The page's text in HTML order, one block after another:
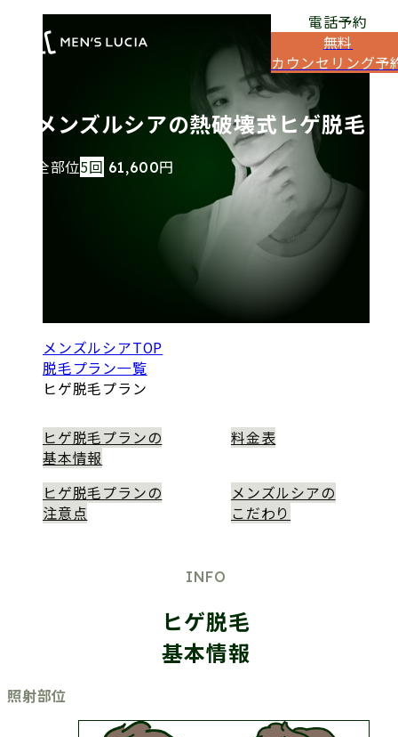
電話予約
無料
カウンセリング予
メンズルシアの熱破壊式ヒゲ脱毛
全部位5回 61,600円
メンズルシアTOP
脱毛プラン一覧
ヒゲ脱毛プラン
ヒゲ脱毛プランの
基本情報
料金表
ヒゲ脱毛プランの
注意点
メンズルシアの
こだわり
INFO
ヒゲ脱毛
基本情報
施術の情報
照射部位